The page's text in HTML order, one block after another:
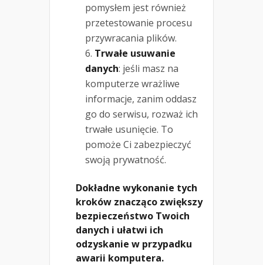
pomysłem jest również
przetestowanie procesu
przywracania plików.
Trwałe usuwanie
danych: jeśli masz na
komputerze wrażliwe
informacje, zanim oddasz
go do serwisu, rozważ ich
trwałe usunięcie. To
pomoże Ci zabezpieczyć
swoją prywatność.
Dokładne wykonanie tych
kroków znacząco zwiększy
bezpieczeństwo Twoich
danych i ułatwi ich
odzyskanie w przypadku
awarii komputera.